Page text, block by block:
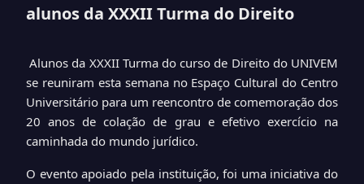
alunos da XXXII Turma do Direito
Alunos da XXXII Turma do curso de Direito do UNIVEM
se reuniram esta semana no Espaço Cultural do Centro
Universitário para um reencontro de comemoração dos
20 anos de colação de grau e efetivo exercício na
caminhada do mundo jurídico.
O evento apoiado pela instituição, foi uma iniciativa do